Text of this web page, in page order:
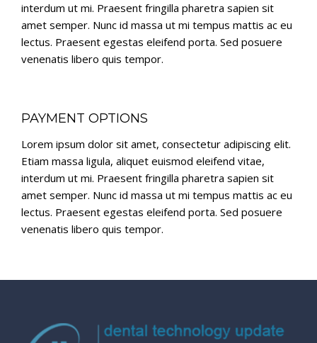
interdum ut mi. Praesent fringilla pharetra sapien sit
amet semper. Nunc id massa ut mi tempus mattis ac eu
lectus. Praesent egestas eleifend porta. Sed posuere
venenatis libero quis tempor.
PAYMENT OPTIONS
Lorem ipsum dolor sit amet, consectetur adipiscing elit.
Etiam massa ligula, aliquet euismod eleifend vitae,
interdum ut mi. Praesent fringilla pharetra sapien sit
amet semper. Nunc id massa ut mi tempus mattis ac eu
lectus. Praesent egestas eleifend porta. Sed posuere
venenatis libero quis tempor.